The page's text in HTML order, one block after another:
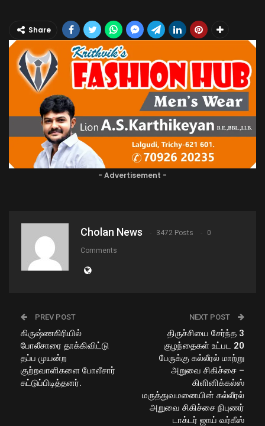
Share
- Advertisement -
Cholan News 3472 Posts 0
Comments
PREV POST
கிருஷ்ணகிரியில்
போலீசாரை தாக்கிவிட்டு
தப்ப முயன்ற
குற்றவாளிகளை போலீசார்
சுட்டுப்பிடித்தனர்.
NEXT POST
திருச்சியை சேர்ந்த 3
குழந்தைகள் உட்பட 20
பேருக்கு கல்லீரல் மாற்று
அறுவை சிகிச்சை –
கிளினிக்கல்ஸ்
மருத்துவமனையின் கல்லீரல்
அறுவை சிகிச்சை நிபுணர்
டாக்டர் ஜாய் வர்கீஸ்